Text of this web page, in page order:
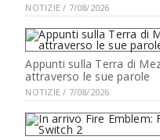
NOTIZIE / 7/08/2026
Appunti sulla Terra di
attraverso le sue parole
NOTIZIE / 7/08/2026